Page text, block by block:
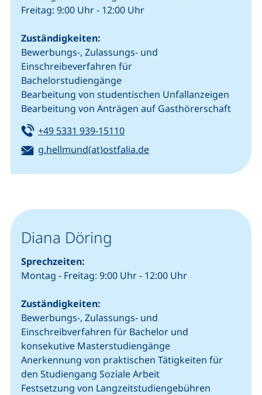
Freitag: 9:00 Uhr - 12:00 Uhr
Zuständigkeiten:
Bewerbungs-, Zulassungs- und
Einschreibeverfahren für
Bachelorstudiengänge
Bearbeitung von studentischen Unfallanzeigen
Bearbeitung von Anträgen auf Gasthörerschaft
Tel:
+49 5331 939-15110(startet einen Telefonanruf,
E-Mail:
g.hellmund(at)ostfalia.de(öffnet Ihr E-Mail-
Diana Döring
Sprechzeiten:
Montag - Freitag: 9:00 Uhr - 12:00 Uhr
Zuständigkeiten:
Bewerbungs-, Zulassungs- und
Einschreibverfahren für Bachelor und
konsekutive Masterstudiengänge
Anerkennung von praktischen Tätigkeiten für
den Studiengang Soziale Arbeit
Festsetzung von Langzeitstudiengebühren